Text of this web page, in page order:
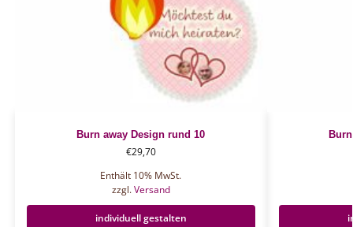
Burn away Design rund 10
€29,70
Enthält 10% MwSt.
zzgl.Versand
individuell gestalten